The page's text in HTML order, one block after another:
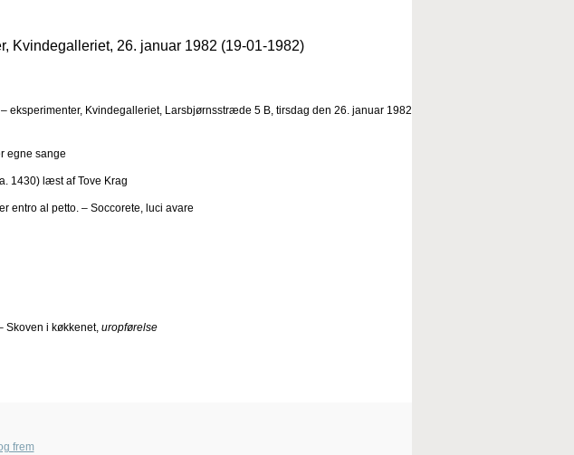
Kvindegalleriet, 26. januar 1982 (19-01-1982)
eksperimenter, Kvindegalleriet, Larsbjørnsstræde 5 B, tirsdag den 26. januar 1982
egne sange
1430) læst af Tove Krag
entro al petto. – Soccorete, luci avare
Skoven i køkkenet, uropførelse
frem